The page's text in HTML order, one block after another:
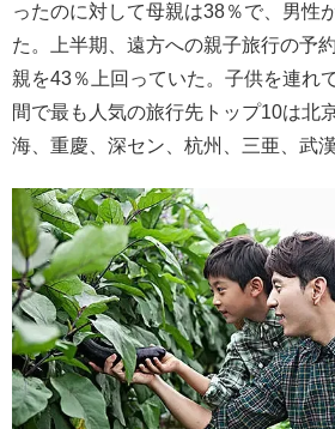
ったのに対して母親は38％で、男性
た。上半期、遠方への親子旅行の予
親を43％上回っていた。子供を連れ
間で最も人気の旅行先トップ10は北
海、重慶、深セン、杭州、三亜、武